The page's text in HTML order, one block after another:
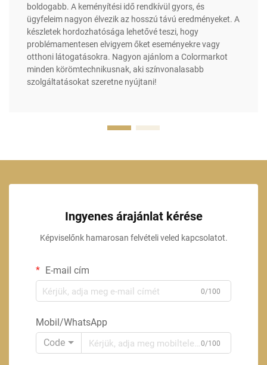
boldogabb. A keményítési idő rendkívül gyors, és
ügyfeleim nagyon élvezik az hosszú távú eredményeket. A
készletek hordozhatósága lehetővé teszi, hogy
problémamentesen elvigyem őket eseményekre vagy
otthoni látogatásokra. Nagyon ajánlom a Colormarkot
minden körömtechnikusnak, aki színvonalasabb
szolgáltatásokat szeretne nyújtani!
Ingyenes árajánlat kérése
Képviselőnk hamarosan felvételi veled kapcsolatot.
E-mail cím
0/100
Mobil/WhatsApp
Code
0/100